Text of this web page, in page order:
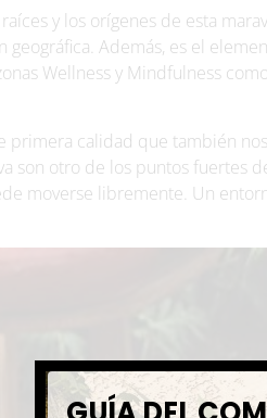
y los orígenes de esta
Además, es el
Wellness y Mindfulness
calidad que también
son otro de los puntos fuertes
moverse libremente. Un